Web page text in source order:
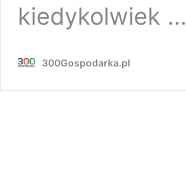
kiedykolwiek …
300Gospodarka.pl